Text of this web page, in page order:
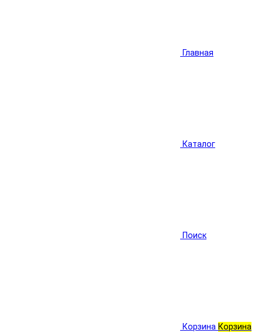
Главная
Каталог
Поиск
Корзина Корзина